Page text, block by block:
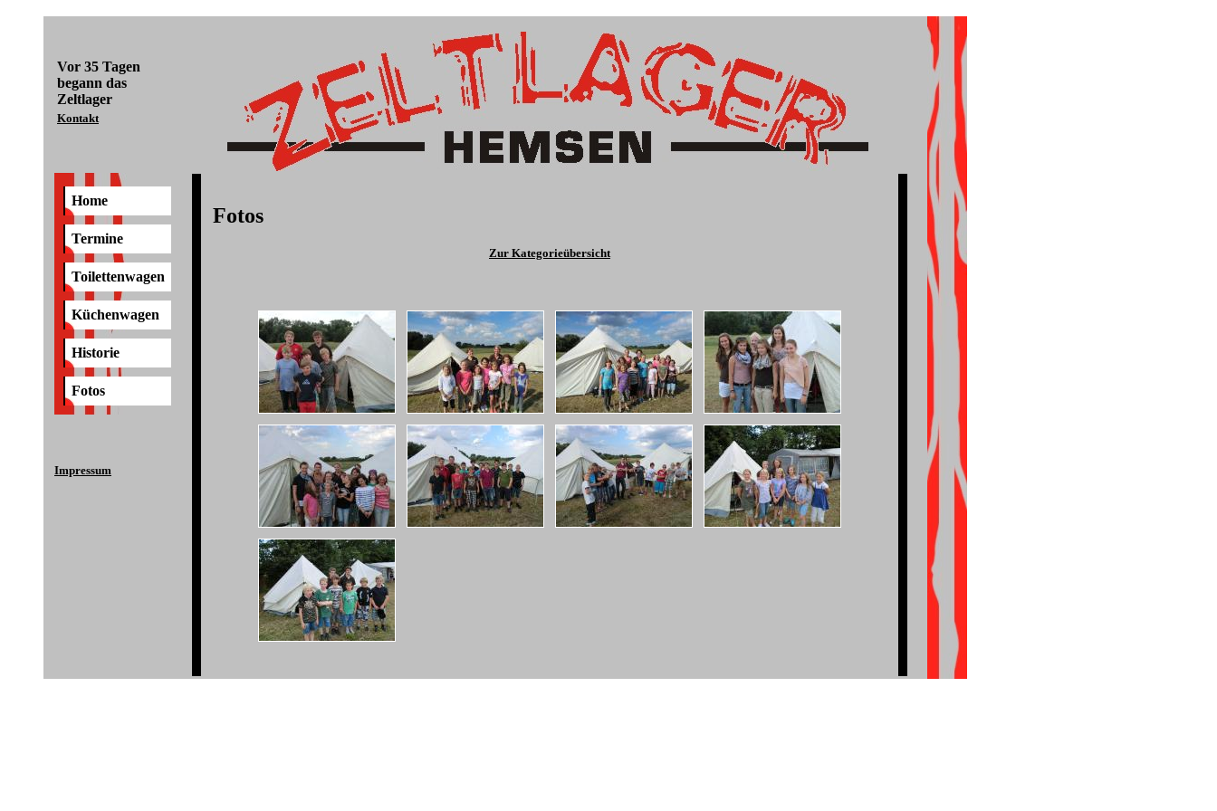
Vor 35 Tagen
begann das
Zeltlager
Kontakt
Home
Termine
Toilettenwagen
Küchenwagen
Historie
Fotos
Impressum
Fotos
Zur Kategorieübersicht